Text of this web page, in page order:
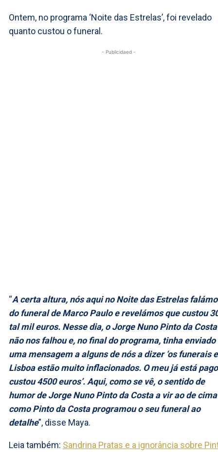
Ontem, no programa ‘Noite das Estrelas’, foi revelado
quanto custou o funeral.
- Publicidaed -
“A certa altura, nós aqui no Noite das Estrelas
do funeral de Marco Paulo e revelámos que custou
tal mil euros. Nesse dia, o Jorge Nuno Pinto da Costa
não nos falhou e, no final do programa, tinha enviado
uma mensagem a alguns de nós a dizer ‘os funerais
Lisboa estão muito inflacionados. O meu já está
custou 4500 euros’. Aqui, como se vê, o sentido de
humor de Jorge Nuno Pinto da Costa a vir ao de
como Pinto da Costa programou o seu funeral ao
detalhe”, disse Maya.
Leia também: Sandrina Pratas e a ignorância sobre